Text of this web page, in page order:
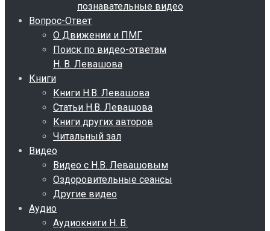
познавательные видео
Вопрос-Ответ
О Движении и ПМГ
Поиск по видео-ответам
Н. В. Левашова
Книги
Книги Н.В. Левашова
Статьи Н.В. Левашова
Книги других авторов
Читальный зал
Видео
Видео с Н.В. Левашовым
Оздоровительные сеансы
Другие видео
Аудио
Аудиокниги Н. В.